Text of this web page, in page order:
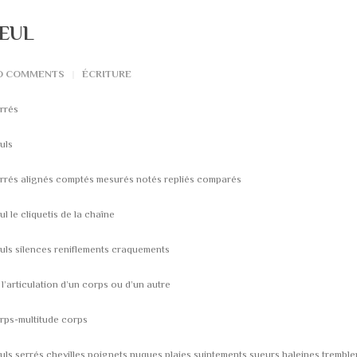
COMMENTS ÉCRITURE
alignés comptés mesurés notés repliés comparés
le cliquetis de la chaîne
silences reniflements craquements
d’un corps ou d’un autre
multitude corps
serrés chevilles poignets nuques plaies suintements sueurs haleines